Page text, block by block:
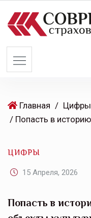
Главная / Цифры
ЦИФРЫ
15 Апреля, 2026
Попасть в